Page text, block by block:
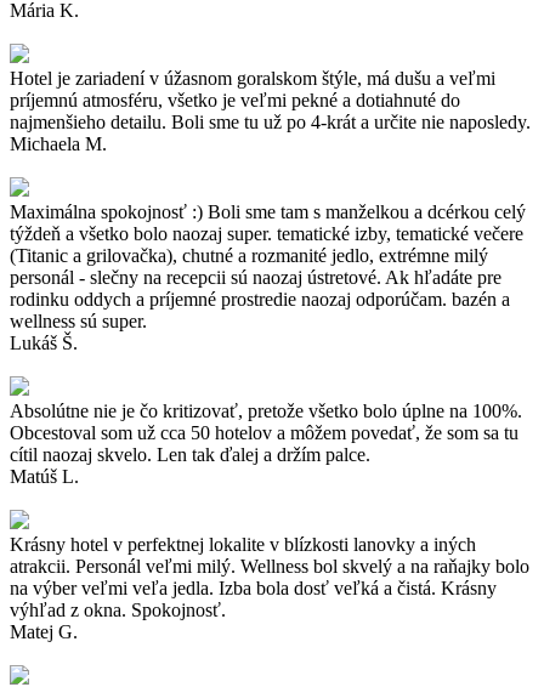
Mária K.
Hotel je zariadení v úžasnom goralskom štýle, má dušu a veľmi
príjemnú atmosféru, všetko je veľmi pekné a dotiahnuté do
najmenšieho detailu. Boli sme tu už po 4-krát a určite nie naposledy.
Michaela M.
Maximálna spokojnosť :) Boli sme tam s manželkou a dcérkou celý
týždeň a všetko bolo naozaj super. tematické izby, tematické večere
(Titanic a grilovačka), chutné a rozmanité jedlo, extrémne milý
personál - slečny na recepcii sú naozaj ústretové. Ak hľadáte pre
rodinku oddych a príjemné prostredie naozaj odporúčam. bazén a
wellness sú super.
Lukáš Š.
Absolútne nie je čo kritizovať, pretože všetko bolo úplne na 100%.
Obcestoval som už cca 50 hotelov a môžem povedať, že som sa tu
cítil naozaj skvelo. Len tak ďalej a držím palce.
Matúš L.
Krásny hotel v perfektnej lokalite v blízkosti lanovky a iných
atrakcii. Personál veľmi milý. Wellness bol skvelý a na raňajky bolo
na výber veľmi veľa jedla. Izba bola dosť veľká a čistá. Krásny
výhľad z okna. Spokojnosť.
Matej G.